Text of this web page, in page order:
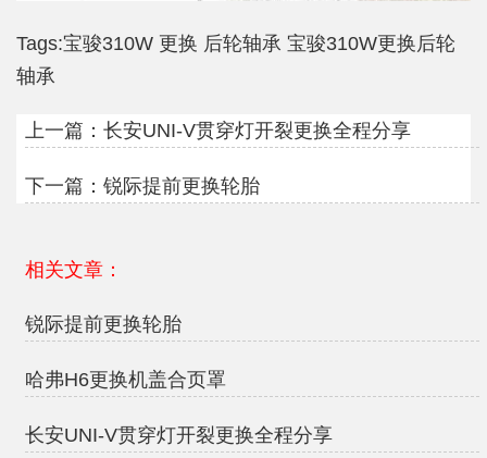
Tags:宝骏310W 更换 后轮轴承 宝骏310W更换后轮
轴承
上一篇： 长安UNI-V贯穿灯开裂更换全程分享
下一篇： 锐际提前更换轮胎
相关文章：
锐际提前更换轮胎
哈弗H6更换机盖合页罩
长安UNI-V贯穿灯开裂更换全程分享